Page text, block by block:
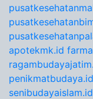
apotekmk.id
penikmatbudaya.id
senibudayaislam.id